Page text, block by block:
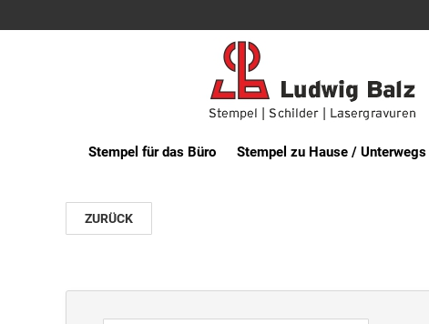
Stempel für das Büro Stempel zu Hause / Unterwegs
ZURÜCK